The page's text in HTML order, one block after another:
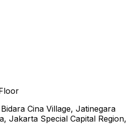
Cina Village, Jatinegara
Jakarta Special Capital Region,